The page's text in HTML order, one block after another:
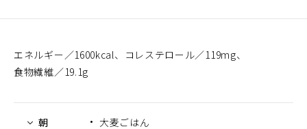
エネルギー 1600kcal コレステロール
119mg
食物繊維
19.1g
朝
大麦ごはん